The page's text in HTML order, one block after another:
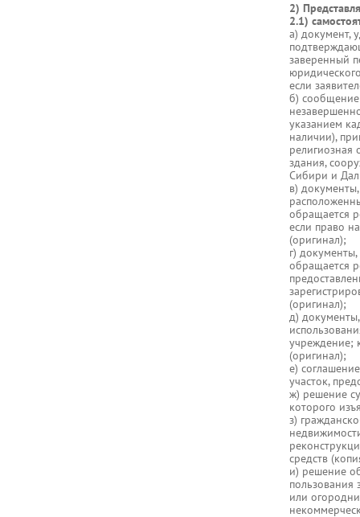
2)
2.1)
а) документ,
заверенный
если
б) сообщение
указанием
наличии),
религиозная
здания,
Сибири и
в)
обращается
если право
(оригинал);
г)
обращается
(оригинал);
д)
учреждение;
(оригинал);
е)
участок,
ж) решение
которого
з)
средств
и) решение
пользования
или